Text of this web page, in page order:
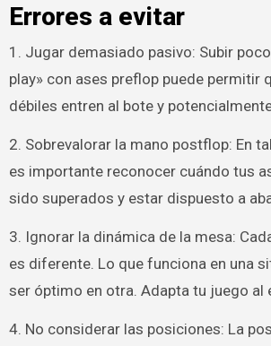
Errores a evitar
1. Jugar demasiado pasivo: Subir
play» con ases preflop puede permitir
débiles entren al bote y
2. Sobrevalorar la mano postflop: En
es importante reconocer cuándo tus
sido superados y estar dispuesto a
3. Ignorar la dinámica de la mesa:
es diferente. Lo que funciona en una
ser óptimo en otra. Adapta tu juego al
4. No considerar las posiciones: La